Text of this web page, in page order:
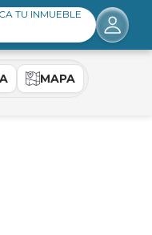
TU INMUEBLE
MAPA